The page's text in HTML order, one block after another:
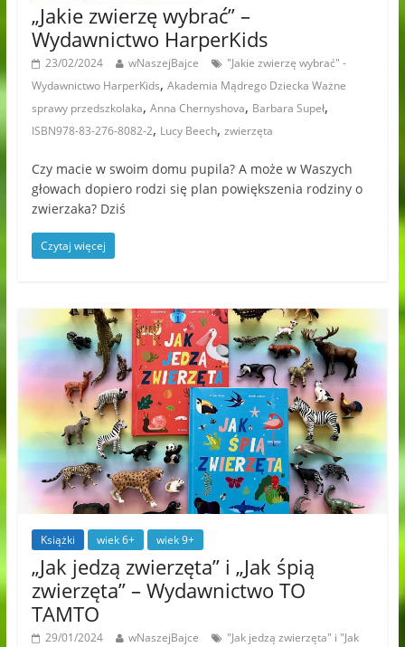
„Jakie zwierzę wybrać” –
Wydawnictwo HarperKids
23/02/2024 wNaszejBajce
"Jakie zwierzę wybrać" -
Wydawnictwo HarperKids, Akademia Mądrego Dziecka Ważne
sprawy przedszkolaka, Anna Chernyshova, Barbara Supeł,
ISBN978-83-276-8082-2, Lucy Beech, zwierzęta
Czy macie w swoim domu pupila? A może w Waszych
głowach dopiero rodzi się plan powiększenia rodziny o
zwierzaka? Dziś
Czytaj więcej
Książki wiek 6+ wiek 9+
„Jak jedzą zwierzęta” i „Jak śpią
zwierzęta” – Wydawnictwo TO
TAMTO
29/01/2024 wNaszejBajce
"Jak jedzą zwierzęta" i "Jak